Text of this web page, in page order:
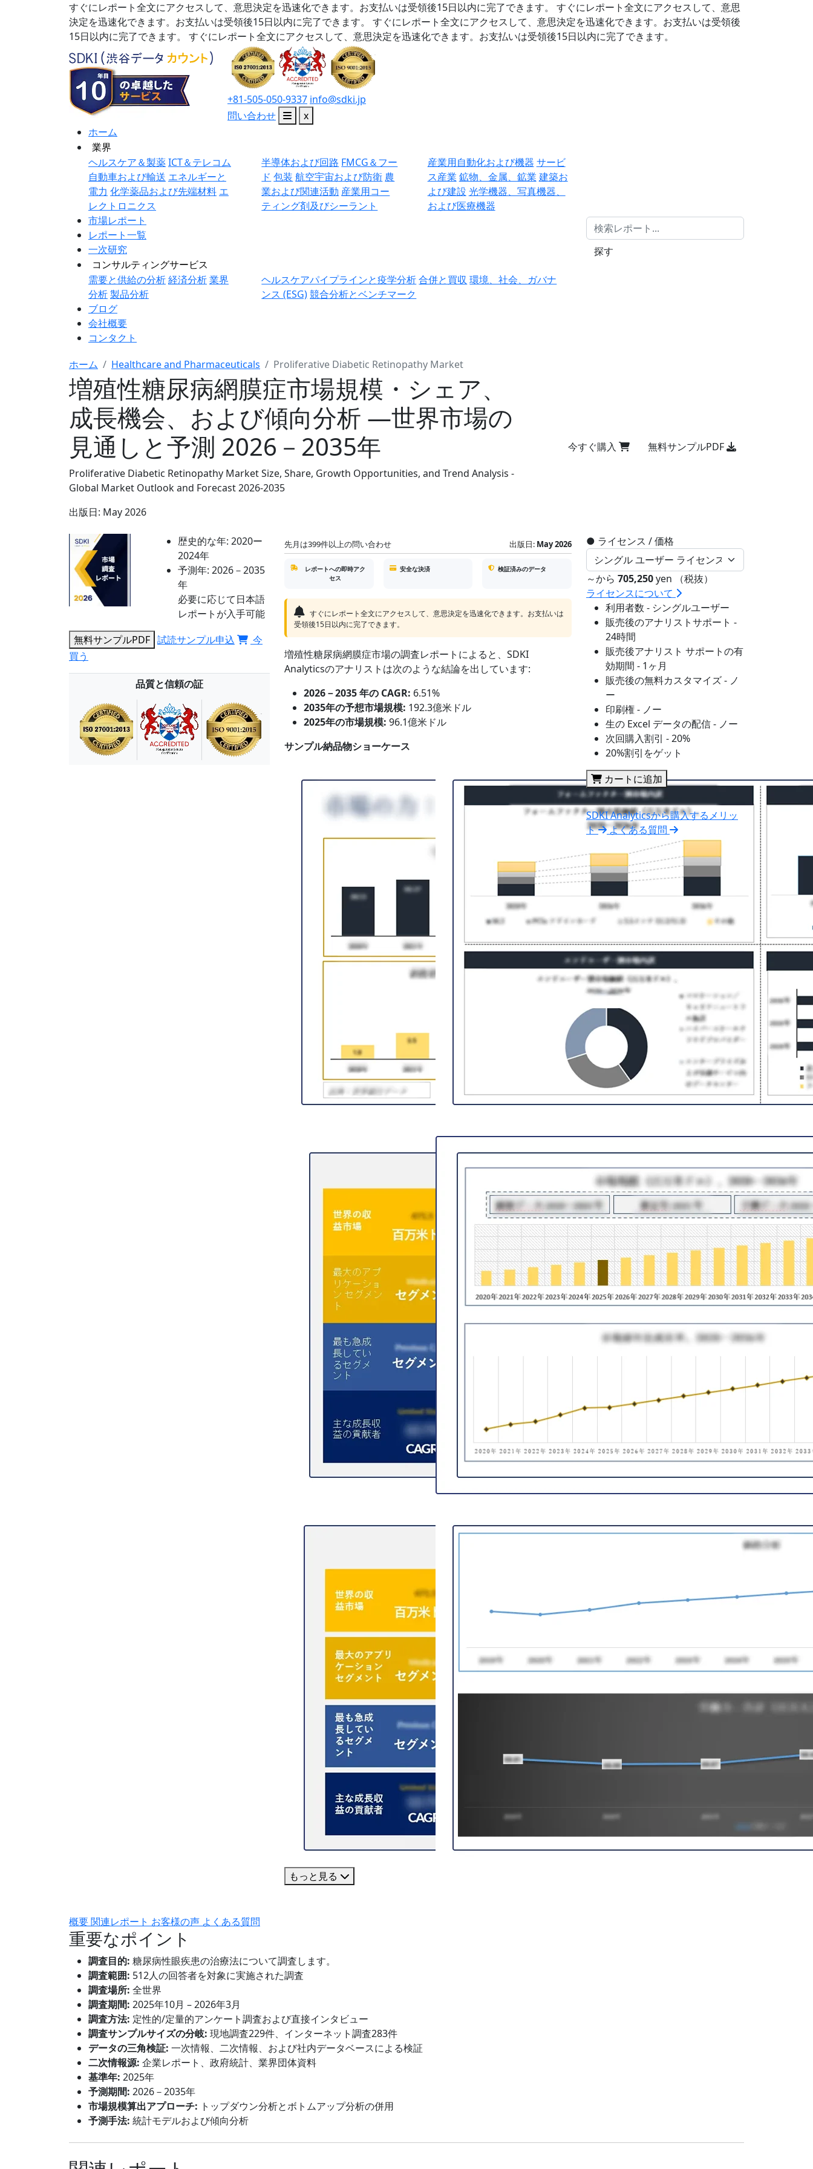
すぐにレポート全文にアクセスして、意思決定を迅速化できます。お支払いは受領後15日以内に完了できます。
すぐにレポート全文にアクセスして、意思
決定を迅速化できます。お支払いは受領後15日以内に完了できます。
すぐにレポート全文にアクセスして、意思決定を迅速化できます。お支払いは受領後
15日以内に完了できます。
すぐにレポート全文にアクセスして、意思決定を迅速化できます。お支払いは受領後15日以内に完了できます。
+81-505-050-9337 info@sdki.jp
問い合わせ
x
ホーム
業界
ヘルスケア＆製薬ICT＆テレコム
自動車および輸送 エネルギーと
電力 化学薬品および先端材料 エ
レクトロニクス
半導体および回路 FMCG＆フー
ド 包装 航空宇宙および防衛 農
業および関連活動 産業用コー
ティング剤及びシーラント
産業用自動化および機器 サービ
ス産業 鉱物、金属、鉱業 建築お
よび建設 光学機器、写真機器、
および医療機器
市場レポート
レポート一覧
一次研究
コンサルティングサービス
需要と供給の分析経済分析業界
分析製品分析
ヘルスケアパイプラインと疫学分析合併と買収 環境、社会、ガバナ
ンス (ESG)競合分析とベンチマーク
ブログ
会社概要
コンタクト
探す
ホーム Healthcare and Pharmaceuticals Proliferative Diabetic Retinopathy Market
増殖性糖尿病網膜症市場規模・シェア、
成長機会、および傾向分析 ―世界市場の
見通しと予測 2026－2035年
Proliferative Diabetic Retinopathy Market Size, Share, Growth Opportunities, and Trend Analysis -
Global Market Outlook and Forecast 2026-2035
出版日: May 2026
今すぐ購入 無料サンプルPDF
歴史的な年: 2020ー
2024年
予測年: 2026－2035
年
必要に応じて日本語
レポートが入手可能
無料サンプルPDF 試読サンプル申込
今
買う
品質と信頼の証
先月は399件以上の問い合わせ 出版日: May 2026
レポートへの即時アク
セス
安全な決済 検証済みのデータ
すぐにレポート全文にアクセスして、意思決定を迅速化できます。お支払いは
受領後15日以内に完了できます。
増殖性糖尿病網膜症市場の調査レポートによると、SDKI
Analyticsのアナリストは次のような結論を出しています:
2026－2035 年の CAGR: 6.51%
2035年の予想市場規模: 192.3億米ドル
2025年の市場規模: 96.1億米ドル
サンプル納品物ショーケース
もっと見る
● ライセンス / 価格
～から 705,250yen （税抜）
ライセンスについて
利用者数 - シングルユーザー
販売後のアナリストサポート -
24時間
販売後アナリスト サポートの有
効期間 - 1ヶ月
販売後の無料カスタマイズ - ノ
ー
印刷権 - ノー
生の Excel データの配信 - ノー
次回購入割引 - 20%
20%割引をゲット
カートに追加
SDKI Analyticsから購入するメリッ
ト
よくある質問
概要関連レポート お客様の声 よくある質問
重要なポイント
調査目的: 糖尿病性眼疾患の治療法について調査します。
調査範囲: 512人の回答者を対象に実施された調査
調査場所: 全世界
調査期間: 2025年10月 – 2026年3月
調査方法: 定性的/定量的アンケート調査および直接インタビュー
調査サンプルサイズの分岐: 現地調査229件、インターネット調査283件
データの三角検証: 一次情報、二次情報、および社内データベースによる検証
二次情報源: 企業レポート、政府統計、業界団体資料
基準年: 2025年
予測期間: 2026－2035年
市場規模算出アプローチ: トップダウン分析とボトムアップ分析の併用
予測手法: 統計モデルおよび傾向分析